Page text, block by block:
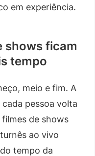
em experiência.
shows ficam
tempo
meio e fim. A
pessoa volta
de shows
ao vivo
tempo da